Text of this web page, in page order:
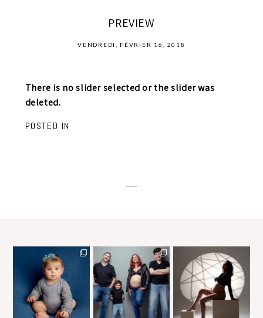
PREVIEW
VENDREDI, FÉVRIER 16, 2018
There is no slider selected or the slider was
deleted.
POSTED IN